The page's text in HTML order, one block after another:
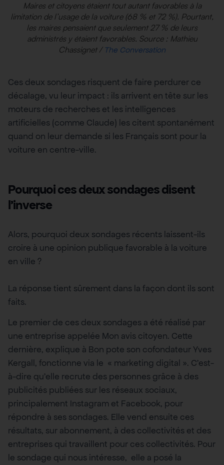
Maires et citoyens étaient tout autant favorables à la
limitation de l’usage de la voiture (68 % et 72 %). Pourtant,
les maires pensaient que seulement 27 % de leurs
administrés y étaient favorables. Source : Mathieu
Chassignet / The Conversation
Ces deux sondages risquent de faire perdurer ce
décalage, vu leur impact : ils arrivent en tête sur les
moteurs de recherches et les intelligences
artificielles (comme Claude) les citent spontanément
quand on leur demande si les Français sont pour la
voiture en centre-ville.
Pourquoi ces deux sondages disent
l’inverse
Alors, pourquoi deux sondages récents laissent-ils
croire à une opinion publique favorable à la voiture
en ville ?
La réponse tient sûrement dans la façon dont ils sont
faits.
Le premier de ces deux sondages a été réalisé par
une entreprise appelée Mon avis citoyen. Cette
dernière, explique à Bon pote son cofondateur Yves
Kergall, fonctionne via le « marketing digital ». C’est-
à-dire qu’elle recrute des personnes grâce à des
publicités publiées sur les réseaux sociaux,
principalement Instagram et Facebook, pour
répondre à ses sondages. Elle vend ensuite ces
résultats, sur abonnement, à des collectivités et des
entreprises qui travaillent pour ces collectivités. Pour
le sondage qui nous intéresse, elle a posé la